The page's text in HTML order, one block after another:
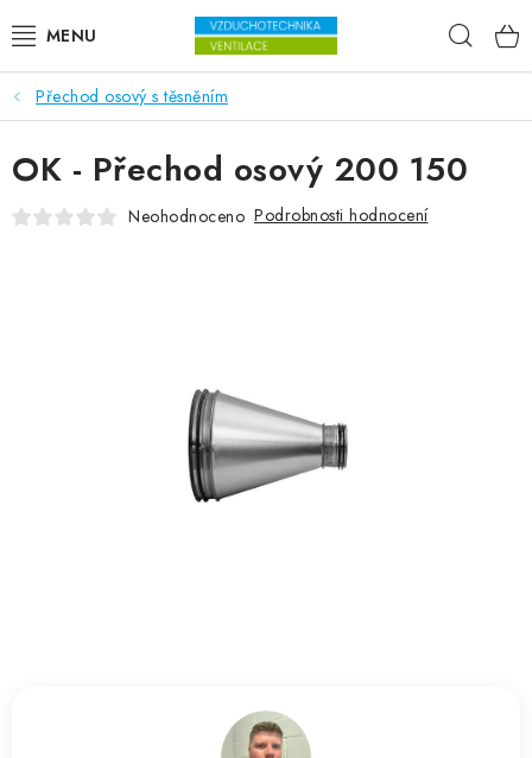
VENTILÁTORY
VZDUCHOTECHNIKA
REKUPERACE
Reference a zkušenosti
Rady a tipy
Přechod osový s těsněním
OK - Přechod osový 200 150
Neohodnoceno Podrobnosti hodnocení